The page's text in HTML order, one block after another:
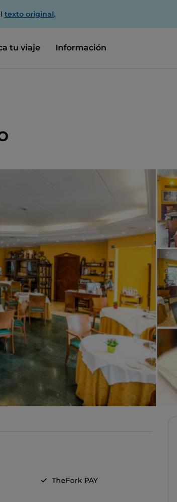
texto original.
tu viaje Información
TheFork PAY